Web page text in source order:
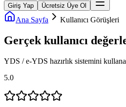
Giriş Yap Ücretsiz Üye Ol
Ana Sayfa Kullanıcı Görüşleri
Gerçek kullanıcı
YDS / e-YDS hazırlık sistemini
5.0